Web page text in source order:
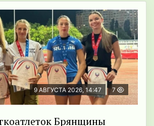
9 АВГУСТА 2026, 14:47 7
Брянщины